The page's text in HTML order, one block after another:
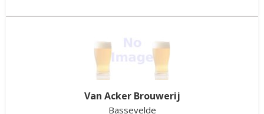
Van Acker Brouwerij
Bassevelde